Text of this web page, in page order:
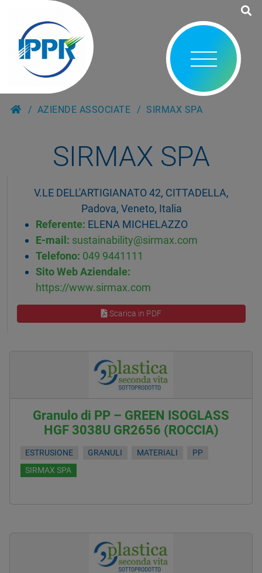
AZIENDE ASSOCIATE SIRMAX SPA
SIRMAX SPA
V.LE DELL'ARTIGIANATO 42, CITTADELLA,
Padova, Veneto, Italia
Referente: ELENA MICHELAZZO
E-mail: sustainability@sirmax.com
Telefono: 049 9441111
Sito Web Aziendale:
https://www.sirmax.com
Scarica in PDF
Granulo di PP – GREEN ISOGLASS
HGF 3038U GR2656 (ROCCIA)
ESTRUSIONE GRANULI MATERIALI
PP
SIRMAX SPA